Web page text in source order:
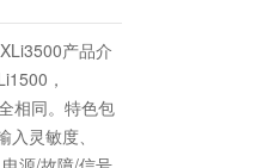
产品介
，
相同。特色包
灵敏度、